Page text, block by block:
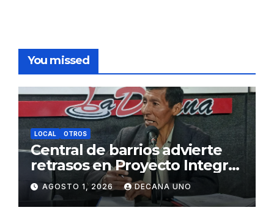
You missed
LOCAL OTROS
Central de barrios advierte
retrasos en Proyecto Integral
de Agua y Alcantarillado para
Juliaca
AGOSTO 1, 2026 DECANA UNO